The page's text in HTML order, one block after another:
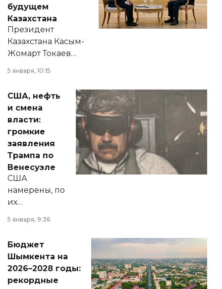
будущем
Казахстана
Президент
Казахстана Касым-
Жомарт Токаев
сразу несколько
актуальных тем —
от слухов о
политических
реформах до
вопросов армии,
экономики и
личного здоровья.
5 января, 10:15
США, нефть
и смена
власти:
громкие
заявления
Трампа по
Венесуэле
США
намерены, по
их
принести
народу
Венесуэлы.
5 января, 9:36
Бюджет
Шымкента на
2026–2028 годы:
рекордные